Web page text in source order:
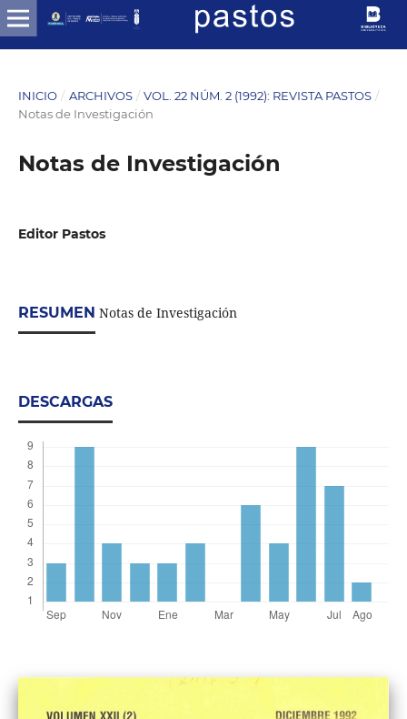
INICIO / ARCHIVOS / VOL. 22 NÚM. 2 (1992): REVISTA PASTOS /
Notas de Investigación
Notas de Investigación
Editor Pastos
RESUMEN Notas de Investigación
DESCARGAS